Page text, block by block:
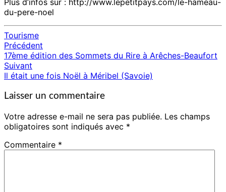
Plus d’infos sur : http://www.lepetitpays.com/le-hameau-
du-pere-noel
Tourisme
Navigation
d'article
Précédent
17ème édition des Sommets du Rire à Arêches-Beaufort
Suivant
Il était une fois Noël à Méribel (Savoie)
Laisser un commentaire
Votre adresse e-mail ne sera pas publiée. Les champs
obligatoires sont indiqués avec *
Commentaire *